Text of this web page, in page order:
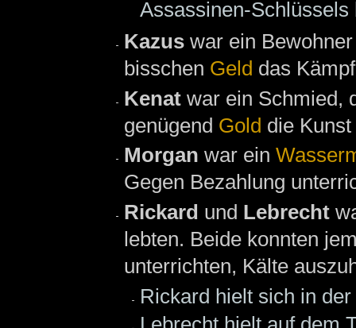
Assassinen-Schlüssels
Kazus war ein
bisschen Geld das
Kenat war ein Schmied,
genügend Gold die
Morgan war ein
Gegen Bezahlung
Rickard und Lebrecht
lebten. Beide konnten
unterrichten, Kälte
Rickard hielt sich in